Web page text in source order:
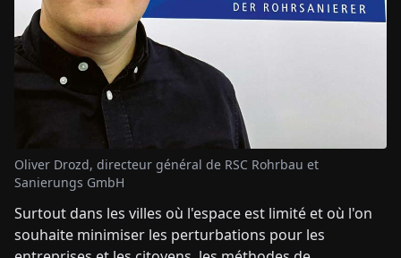
Oliver Drozd, directeur général de RSC Rohrbau et
Sanierungs GmbH
Surtout dans les villes où l'espace est limité et où l'on
souhaite minimiser les perturbations pour les